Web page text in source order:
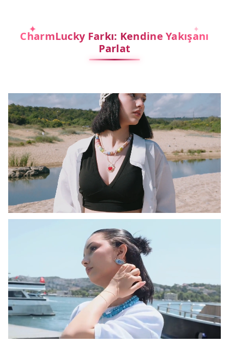
CharmLucky Farkı: Kendine Yakışanı
Parlat